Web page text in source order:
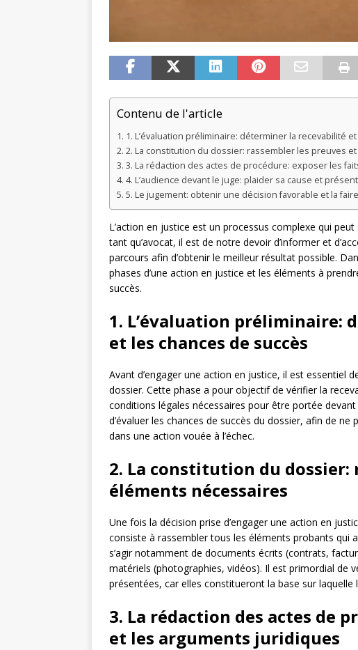
Contenu de l'article
1. L’évaluation préliminaire: déterminer la recevabilité
2. La constitution du dossier: rassembler les preuves
3. La rédaction des actes de procédure: exposer les
4. L’audience devant le juge: plaider sa cause et
5. Le jugement: obtenir une décision favorable et la
L’action en justice est un processus complexe qui
tant qu’avocat, il est de notre devoir d’informer et
parcours afin d’obtenir le meilleur résultat possible.
phases d’une action en justice et les éléments à
succès.
1. L’évaluation préliminaire:
et les chances de succès
Avant d’engager une action en justice, il est essentiel
dossier. Cette phase a pour objectif de vérifier la
conditions légales nécessaires pour être portée
d’évaluer les chances de succès du dossier, afin de
dans une action vouée à l’échec.
2. La constitution du dossier:
éléments nécessaires
Une fois la décision prise d’engager une action en
consiste à rassembler tous les éléments probants qui
s’agir notamment de documents écrits (contrats,
matériels (photographies, vidéos). Il est primordial de
présentées, car elles constitueront la base sur laquelle
3. La rédaction des actes de
et les arguments juridiques